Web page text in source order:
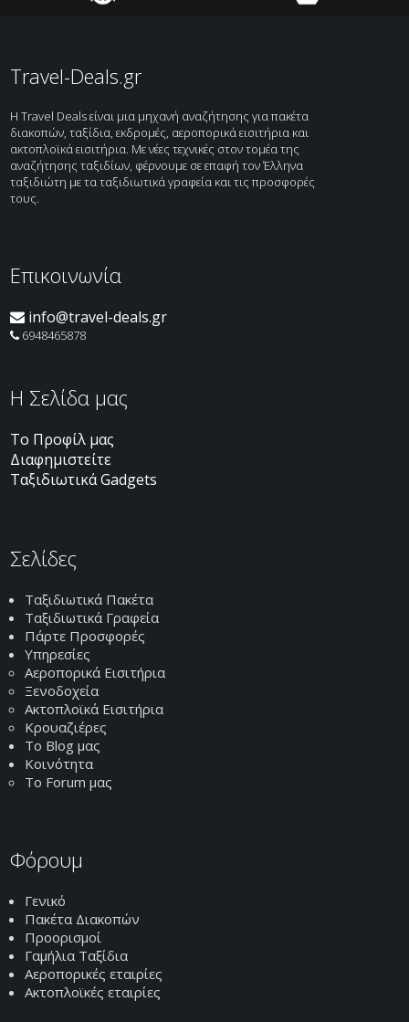
Travel-Deals.gr
H Travel Deals είναι μια μηχανή αναζήτησης για πακέτα
διακοπών, ταξίδια, εκδρομές, αεροπορικά εισιτήρια και
ακτοπλοϊκά εισιτήρια. Με νέες τεχνικές στον τομέα της
αναζήτησης ταξιδίων, φέρνουμε σε επαφή τον Έλληνα
ταξιδιώτη με τα ταξιδιωτικά γραφεία και τις προσφορές
τους.
Επικοινωνία
info@travel-deals.gr
6948465878
H Σελίδα μας
Το Προφίλ μας
Διαφημιστείτε
Ταξιδιωτικά Gadgets
Σελίδες
Ταξιδιωτικά Πακέτα
Ταξιδιωτικά Γραφεία
Πάρτε Προσφορές
Υπηρεσίες
Αεροπορικά Εισιτήρια
Ξενοδοχεία
Ακτοπλοϊκά Εισιτήρια
Κρουαζιέρες
Το Blog μας
Κοινότητα
Το Forum μας
Φόρουμ
Γενικό
Πακέτα Διακοπών
Προορισμοί
Γαμήλια Ταξίδια
Αεροπορικές εταιρίες
Ακτοπλοϊκές εταιρίες